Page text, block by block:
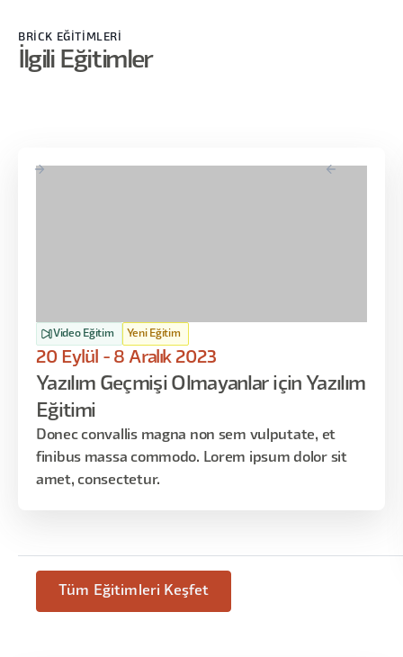
BRİCK EĞİTİMLERİ
İlgili Eğitimler
Video Eğitim Yeni Eğitim
20 Eylül - 8 Aralık 2023
Yazılım Geçmişi Olmayanlar için Yazılım
Eğitimi
Donec convallis magna non sem vulputate, et
finibus massa commodo. Lorem ipsum dolor sit
amet, consectetur.
Tüm Eğitimleri Keşfet